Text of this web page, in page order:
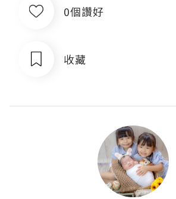
0個讚好
收藏